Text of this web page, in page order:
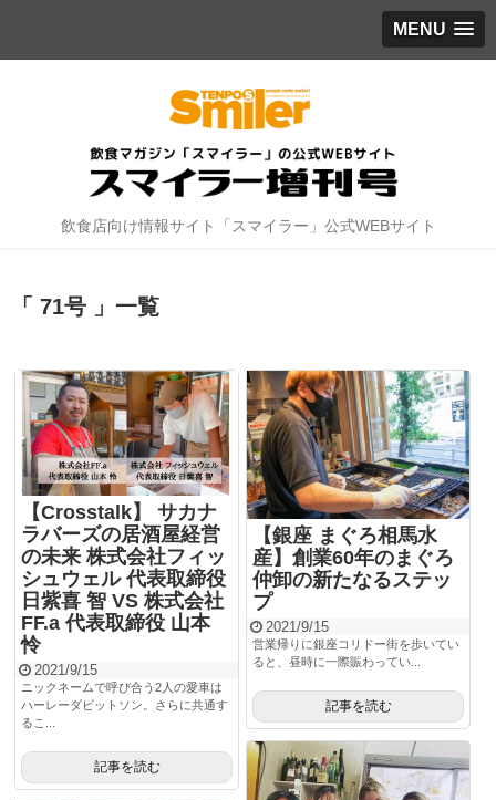
MENU
飲食店向け情報サイト「スマイラー」公式WEBサイト
「 71号 」一覧
【Crosstalk】 サカナ
ラバーズの居酒屋経営
の未来 株式会社フィッ
シュウェル 代表取締役
日紫喜 智 VS 株式会社
FF.a 代表取締役 山本
怜
2021/9/15
ニックネームで呼び合う2人の愛車は
ハーレーダビットソン。さらに共通す
るこ...
記事を読む
【銀座 まぐろ相馬水
産】創業60年のまぐろ
仲卸の新たなるステッ
プ
2021/9/15
営業帰りに銀座コリドー街を歩いてい
ると、昼時に一際賑わってい...
記事を読む